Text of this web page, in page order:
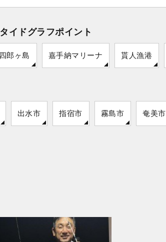
イドグラフポイント
四郎ヶ島 嘉手納マリーナ 貰人漁港
出水市 指宿市 霧島市 奄美市